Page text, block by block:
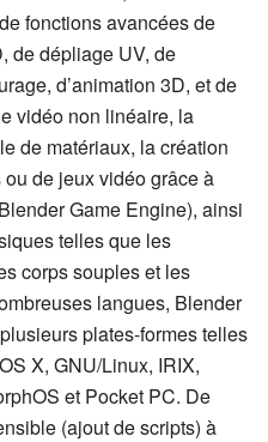
fonctions avancées de
de dépliage UV, de
d’animation 3D, et de
vidéo non linéaire, la
de matériaux, la création
de jeux vidéo grâce à
Game Engine), ainsi
telles que les
corps souples et les
langues, Blender
plates-formes telles
X, GNU/Linux, IRIX,
et Pocket PC. De
(ajout de scripts) à